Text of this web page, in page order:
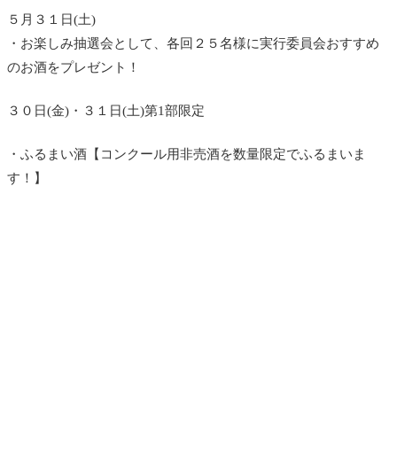
５月３１日(土)
・お楽しみ抽選会として、各回２５名様に実行委員会おすすめ
のお酒をプレゼント！
３０日(金)・３１日(土)第1部限定
・ふるまい酒【コンクール用非売酒を数量限定でふるまいま
す！】